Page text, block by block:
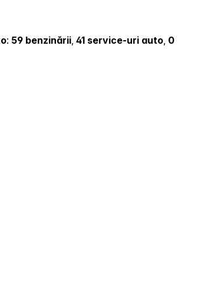
: 59 benzinării, 41 service-uri auto, 0